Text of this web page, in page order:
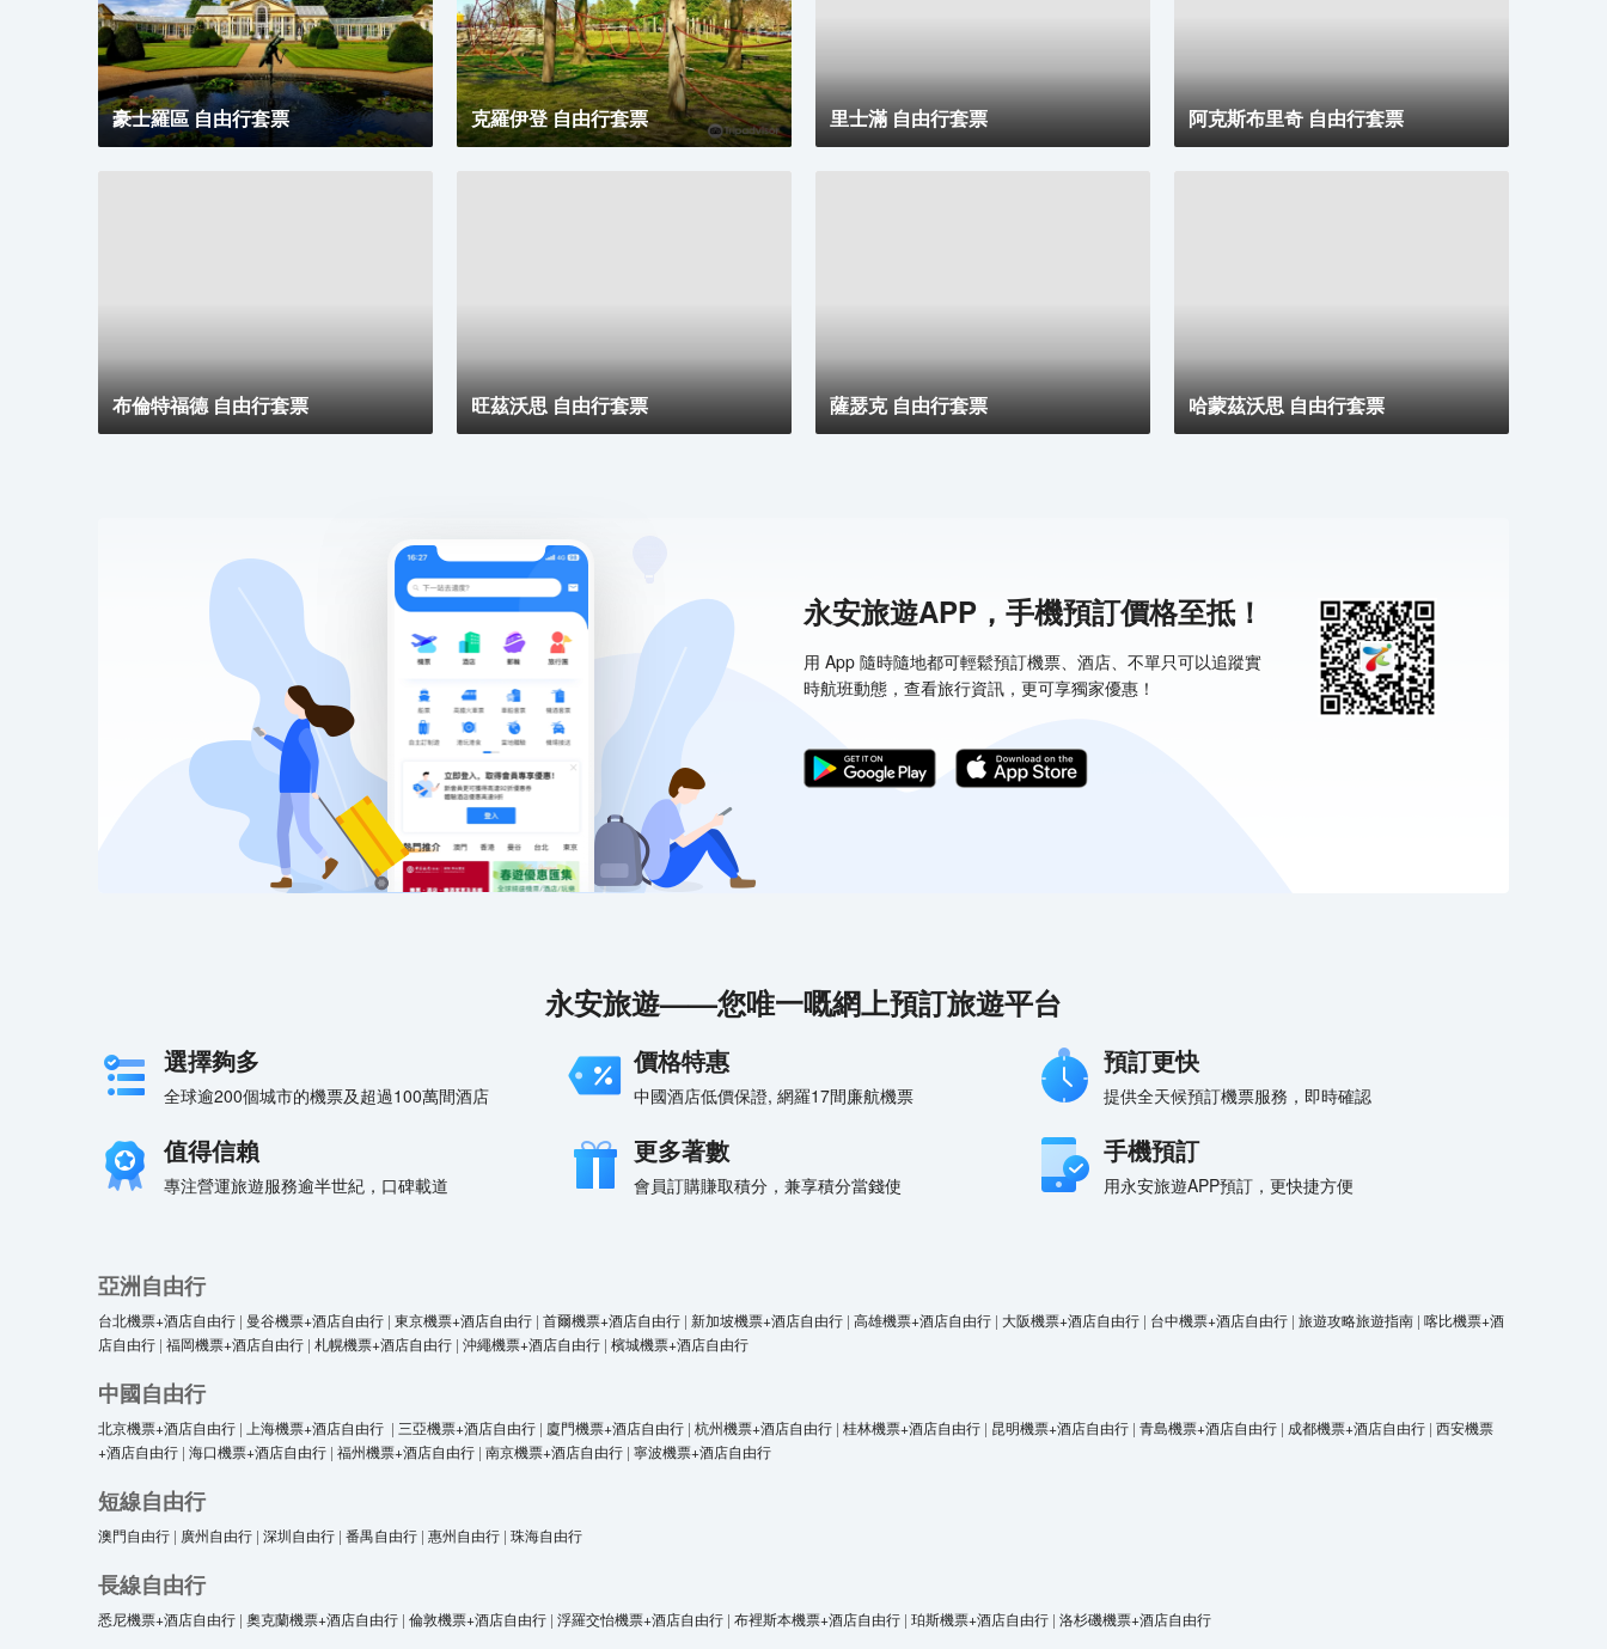
豪士羅區 自由行套票 克羅伊登 自由行套票 里士滿 自由行套票 阿克斯布里奇 自由行套票
布倫特福德 自由行套票 旺茲沃思 自由行套票 薩瑟克 自由行套票 哈蒙茲沃思 自由行套票
永安旅遊APP，手機預訂價格至抵！
用 App 隨時隨地都可輕鬆預訂機票、酒店、不單只可以追蹤實
時航班動態，查看旅行資訊，更可享獨家優惠！
永安旅遊——您唯一嘅網上預訂旅遊平台
選擇夠多
全球逾200個城市的機票及超過100萬間酒店
價格特惠
中國酒店低價保證, 網羅17間廉航機票
預訂更快
提供全天候預訂機票服務，即時確認
值得信賴
專注營運旅遊服務逾半世紀，口碑載道
更多著數
會員訂購賺取積分，兼享積分當錢使
手機預訂
用永安旅遊APP預訂，更快捷方便
亞洲自由行
台北機票+酒店自由行 | 曼谷機票+酒店自由行 | 東京機票+酒店自由行 | 首爾機票+酒店自由行 | 新加坡機票+酒店自由行 | 高雄機票+酒店自由行 | 大阪機票+酒店自由行 | 台中機票+酒店自由行 | 旅遊攻略旅遊指南 | 喀比機票+酒
店自由行 | 福岡機票+酒店自由行 | 札幌機票+酒店自由行 | 沖繩機票+酒店自由行 | 檳城機票+酒店自由行
中國自由行
北京機票+酒店自由行 | 上海機票+酒店自由行 | 三亞機票+酒店自由行 | 廈門機票+酒店自由行 | 杭州機票+酒店自由行 | 桂林機票+酒店自由行 | 昆明機票+酒店自由行 | 青島機票+酒店自由行 | 成都機票+酒店自由行 | 西安機票
+酒店自由行 | 海口機票+酒店自由行 | 福州機票+酒店自由行 | 南京機票+酒店自由行 | 寧波機票+酒店自由行
短線自由行
澳門自由行 | 廣州自由行 | 深圳自由行 | 番禺自由行 | 惠州自由行 | 珠海自由行
長線自由行
悉尼機票+酒店自由行 | 奧克蘭機票+酒店自由行 | 倫敦機票+酒店自由行 | 浮羅交怡機票+酒店自由行 | 布裡斯本機票+酒店自由行 | 珀斯機票+酒店自由行 | 洛杉磯機票+酒店自由行